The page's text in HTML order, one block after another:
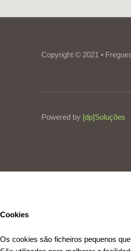
Copyright © 2021 •
Powered by [dp]Soluções
Cookies
Os cookies são ficheiros pequenos